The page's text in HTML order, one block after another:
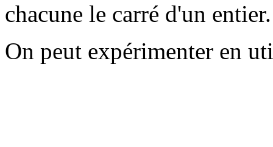
chacune le carré d'un entier.
On peut expérimenter en